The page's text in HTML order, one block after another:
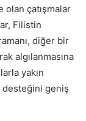
olan çatışmalar
Filistin
diğer bir
algılanmasına
yakın
desteğini geniş